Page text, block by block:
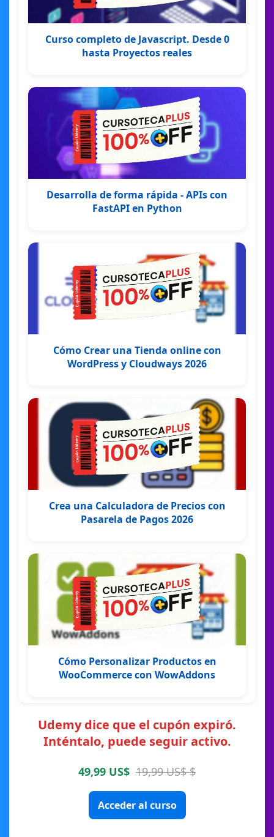
Curso completo de Javascript. Desde 0
hasta Proyectos reales
Desarrolla de forma rápida - APIs con
FastAPI en Python
Cómo Crear una Tienda online con
WordPress y Cloudways 2026
Crea una Calculadora de Precios con
Pasarela de Pagos 2026
Cómo Personalizar Productos en
WooCommerce con WowAddons
Udemy dice que el cupón expiró.
Inténtalo, puede seguir activo.
49,99 US$ 19,99 US$ $
Acceder al curso